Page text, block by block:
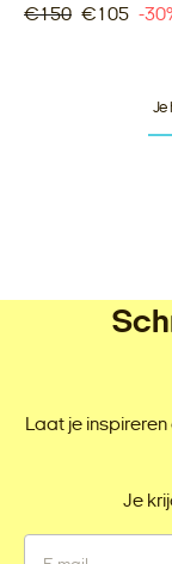
€150 €105 -
Je
Laat je
Je